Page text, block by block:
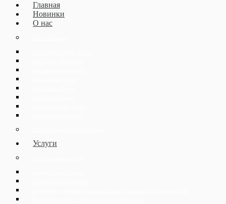
Главная
Новинки
О нас
Услуги